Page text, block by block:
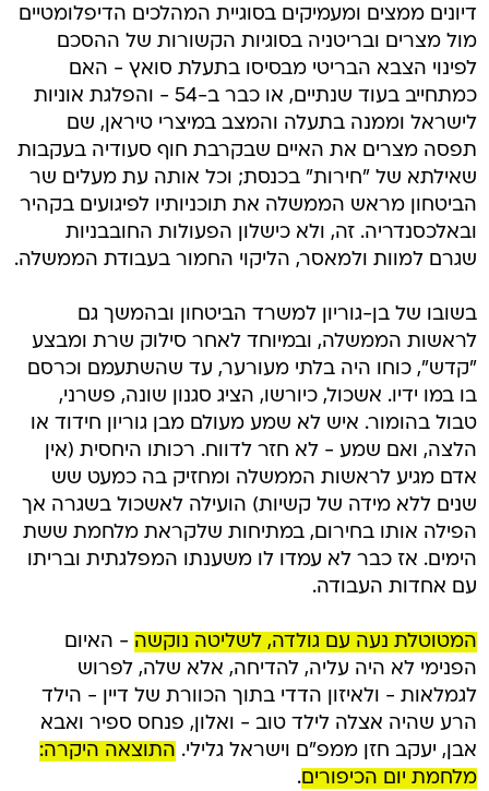
דיונים ממצים ומעמיקים בסוגיית המהלכים הדיפלומטיים
מול מצרים ובריטניה בסוגיות הקשורות של ההסכם
לפינוי הצבא הבריטי מבסיסו בתעלת סואץ - האם
כמתחייב בעוד שנתיים, או כבר ב-54 - והפלגת אוניות
לישראל וממנה בתעלה והמצב במיצרי טיראן, שם
תפסה מצרים את האיים שבקרבת חוף סעודיה בעקבות
שאילתא של "חירות" בכנסת; וכל אותה עת מעלים שר
הביטחון מראש הממשלה את תוכניותיו לפיגועים בקהיר
ובאלכסנדריה. זה, ולא כישלון הפעולות החובבניות
שגרם למוות ולמאסר, הליקוי החמור בעבודת הממשלה.
בשובו של בן-גוריון למשרד הביטחון ובהמשך גם
לראשות הממשלה, ובמיוחד לאחר סילוק שרת ומבצע
"קדש", כוחו היה בלתי מעורער, עד שהשתעמם וכרסם
בו במו ידיו. אשכול, כיורשו, הציג סגנון שונה, פשרני,
טבול בהומור. איש לא שמע מעולם מבן גוריון חידוד או
הלצה, ואם שמע - לא חזר לדווח. רכותו היחסית (אין
אדם מגיע לראשות הממשלה ומחזיק בה כמעט שש
שנים ללא מידה של קשיות) הועילה לאשכול בשגרה אך
הפילה אותו בחירום, במתיחות שלקראת מלחמת ששת
הימים. אז כבר לא עמדו לו משענתו המפלגתית ובריתו
עם אחדות העבודה.
המטוטלת נעה עם גולדה, לשליטה נוקשה - האיום
הפנימי לא היה עליה, להדיחה, אלא שלה, לפרוש
לגמלאות - ולאיזון הדדי בתוך הכוורת של דיין - הילד
הרע שהיה אצלה לילד טוב - ואלון, פנחס ספיר ואבא
אבן, יעקב חזן ממפ"ם וישראל גלילי. התוצאה היקרה:
מלחמת יום הכיפורים.